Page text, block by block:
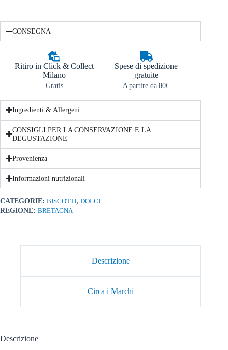
CONSEGNA
Ritiro in Click & Collect
Milano
Gratis
Spese di spedizione
gratuite
A partire da 80€
Ingredienti & Allergeni
CONSIGLI PER LA CONSERVAZIONE E LA
DEGUSTAZIONE
Provenienza
Informazioni nutrizionali
CATEGORIE: BISCOTTI, DOLCI
REGIONE: BRETAGNA
Descrizione
Circa i Marchi
Descrizione